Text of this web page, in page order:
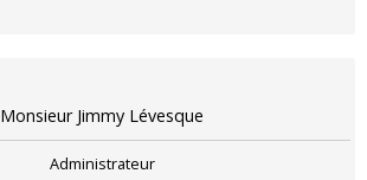
Monsieur Jimmy Lévesque
Administrateur